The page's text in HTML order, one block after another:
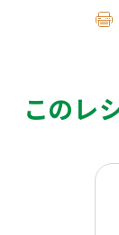
このレ